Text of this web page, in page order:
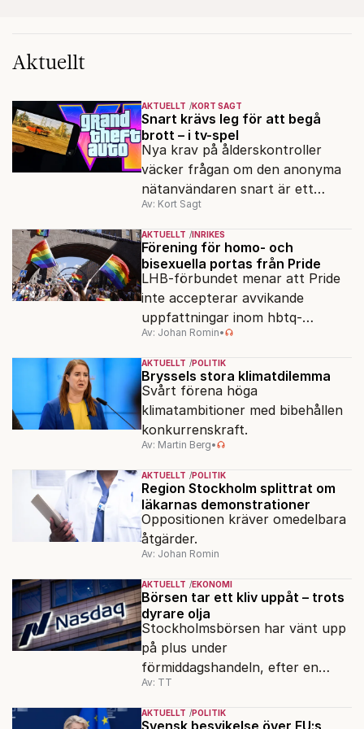
Aktuellt
AKTUELLT KORT SAGT
Snart krävs leg för att begå
brott – i tv-spel
Nya krav på ålderskontroller
väcker frågan om den anonyma
nätanvändaren snart är ett
minne blott.
Av: Kort Sagt
AKTUELLT INRIKES
Förening för homo- och
bisexuella portas från Pride
LHB-förbundet menar att Pride
inte accepterar avvikande
uppfattningar inom hbtq-
rörelsen. "Vi har inga problem
med transpersoner", säger
ordföranden Linn Saarinen.
Av: Johan Romin•
AKTUELLT POLITIK
Bryssels stora klimatdilemma
Svårt förena höga
klimatambitioner med bibehållen
konkurrenskraft.
Av: Martin Berg•
AKTUELLT POLITIK
Region Stockholm splittrat om
läkarnas demonstrationer
Oppositionen kräver omedelbara
åtgärder.
Av: Johan Romin
AKTUELLT EKONOMI
Börsen tar ett kliv uppåt – trots
dyrare olja
Stockholmsbörsen har vänt upp
på plus under
förmiddagshandeln, efter en
inledning nedåt – trots ett högre
oljepris och AI-oro.
Av: TT
AKTUELLT POLITIK
Svensk besvikelse över EU:s